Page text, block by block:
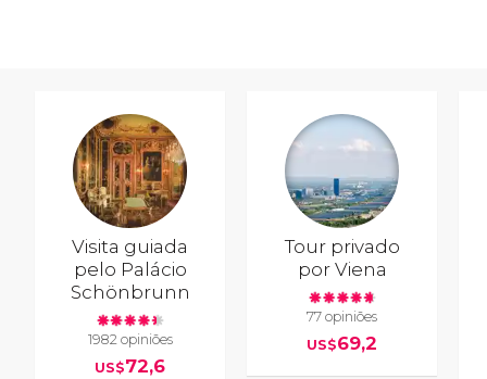
Visita guiada
pelo Palácio
Schönbrunn
1982 opiniões
US$72,6
Tour privado
por Viena
77 opiniões
US$69,2